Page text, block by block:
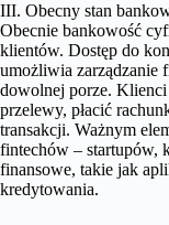
III. Obecny stan
Obecnie bankowość
klientów. Dostęp do
umożliwia zarządzanie
dowolnej porze.
przelewy, płacić
transakcji. Ważnym
fintechów – startupów,
finansowe, takie jak
kredytowania.